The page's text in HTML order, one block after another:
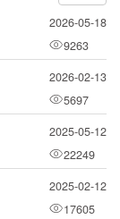
2026-05-18
9263
2026-02-13
5697
2025-05-12
22249
2025-02-12
17605